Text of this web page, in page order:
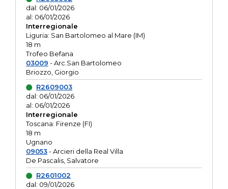
dal: 06/01/2026
al: 06/01/2026
Interregionale
Liguria: San Bartolomeo al Mare (IM)
18 m
Trofeo Befana
03009 - Arc.San Bartolomeo
Briozzo, Giorgio
R2609003
dal: 06/01/2026
al: 06/01/2026
Interregionale
Toscana: Firenze (FI)
18 m
Ugnano
09053- Arcieri della Real Villa
De Pascalis, Salvatore
R2601002
dal: 09/01/2026